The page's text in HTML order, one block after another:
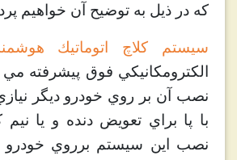
که در ذیل به توضیح آن خواهیم
سيستم كلاچ اتوماتيك
الكترومكانيكي فوق پيشرفته
نصب آن بر روي خودرو ديگر
با پا براي تعويض دنده و يا
نصب اين سيستم برروي خودرو